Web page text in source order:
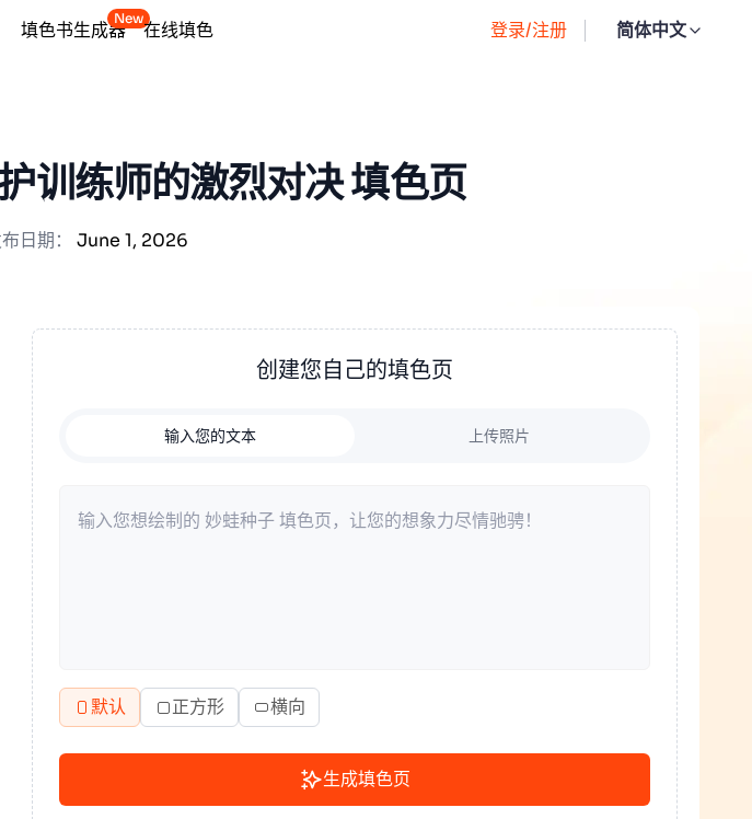
登录/注册 简体中文
填色书生成器
New
在线填色
训练师的激烈对决 填色页
日期： June 1, 2026
创建您自己的填色页
输入您的文本 上传照片
默认 正方形 横向
生成填色页